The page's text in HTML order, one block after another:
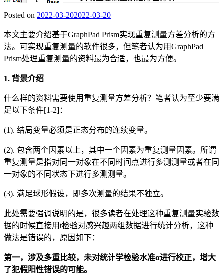
Posted on 2022-03-202022-03-20
本文主要介绍基于GraphPad Prism实现重复测量方差分析的方
法。可实现重复测量的软件很多，但笔者认为用GraphPad
Prism处理重复测量的资料最为合适，也最为方便。
1. 背景介绍
什么样的资料需要使用重复测量方差分析？笔者认为至少要满
足以下条件[1-2]：
(1). 结局变量必须是正态分布的连续变量。
(2). 包含两个因素以上，其中一个因素为重复测量因素。所谓
重复测量是指对同一对象在不同时间点进行多测测量或者在同
一对象的不同状态下进行多测测量。
(3). 满足球形假设，即多次测量的结果不独立。
此处需要强调说明的是，很多读者在处理这种重复测量实验数
据的时候直接用t检验对感兴趣两组数据进行统计分析，这种
做法是错误的，原因如下：
第一，涉及多重比较，未对统计学检验水准α进行校正，增大
了犯假阳性错误的可能。